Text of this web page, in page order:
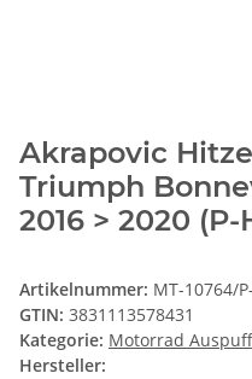
Akrapovic
Triumph
2016 > 2020 (P-
Artikelnummer: MT-10764/
GTIN: 3831113578431
Kategorie: Motorrad
Hersteller: